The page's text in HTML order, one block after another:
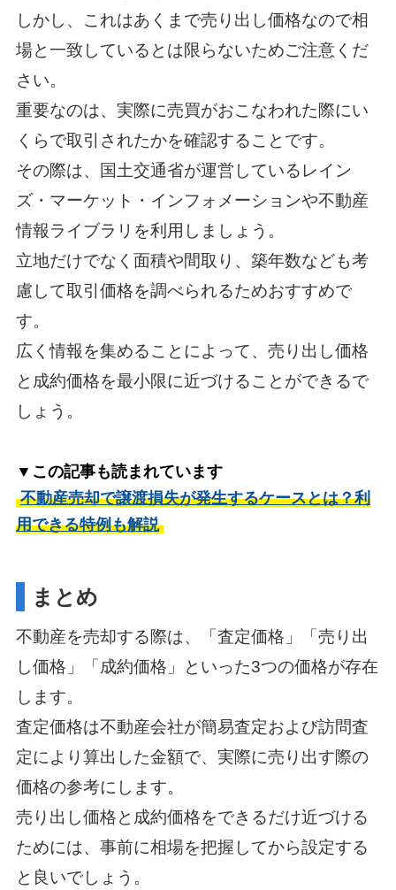
しかし、これはあくまで売り出し価格なので相
場と一致しているとは限らないためご注意くだ
さい。
重要なのは、実際に売買がおこなわれた際にい
くらで取引されたかを確認することです。
その際は、国土交通省が運営しているレイン
ズ・マーケット・インフォメーションや不動産
情報ライブラリを利用しましょう。
立地だけでなく面積や間取り、築年数なども考
慮して取引価格を調べられるためおすすめで
す。
広く情報を集めることによって、売り出し価格
と成約価格を最小限に近づけることができるで
しょう。
▼この記事も読まれています
不動産売却で譲渡損失が発生するケースとは？利
用できる特例も解説
まとめ
不動産を売却する際は、「査定価格」「売り出
し価格」「成約価格」といった3つの価格が存在
します。
査定価格は不動産会社が簡易査定および訪問査
定により算出した金額で、実際に売り出す際の
価格の参考にします。
売り出し価格と成約価格をできるだけ近づける
ためには、事前に相場を把握してから設定する
と良いでしょう。